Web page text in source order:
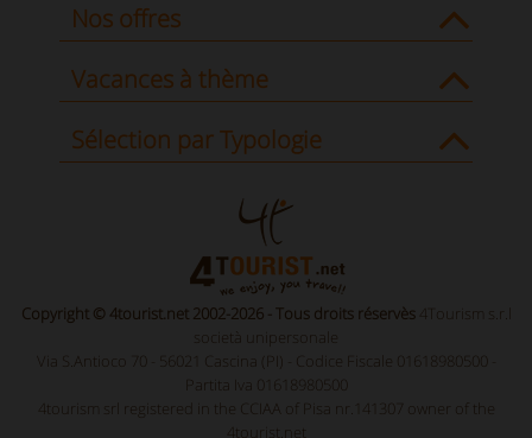
Nos offres
Vacances à thème
Sélection par Typologie
Copyright © 4tourist.net 2002-2026 - Tous droits réservès 4Tourism s.r.l
società unipersonale
Via S.Antioco 70 - 56021 Cascina (PI) - Codice Fiscale 01618980500 -
Partita Iva 01618980500
4tourism srl registered in the CCIAA of Pisa nr.141307 owner of the
4tourist.net